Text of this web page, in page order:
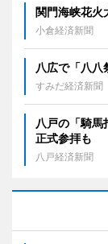
関門海峡花火
小倉経済新聞
八広で「八
すみだ経済新聞
八戸の「騎
正式参拝も
八戸経済新聞